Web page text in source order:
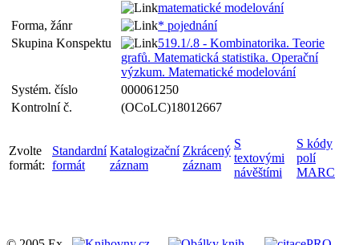
matematické modelování
Forma, žánr
* pojednání
Skupina Konspektu
519.1/.8 - Kombinatorika. Teorie
grafů. Matematická statistika. Operační
výzkum. Matematické modelování
Systém. číslo
000061250
Kontrolní č.
(OCoLC)18012667
Zvolte
formát:
Standardní
formát
Katalogizační
záznam
Zkrácený
záznam
S
textovými
návěštími
S kódy
polí
MARC